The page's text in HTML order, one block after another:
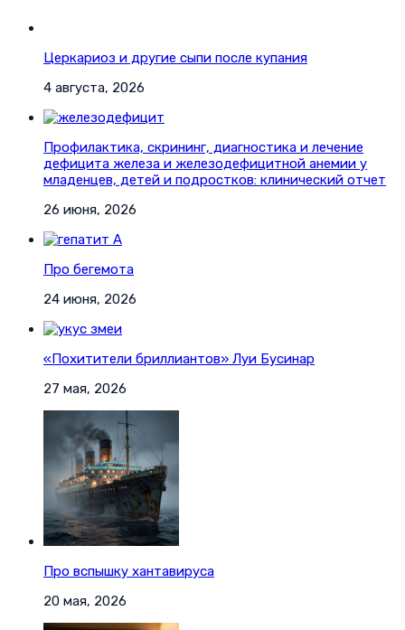
Церкариоз и другие сыпи после купания
4 августа, 2026
Профилактика, скрининг, диагностика и лечение
дефицита железа и железодефицитной анемии у
младенцев, детей и подростков: клинический отчет
26 июня, 2026
Про бегемота
24 июня, 2026
«Похитители бриллиантов» Луи Бусинар
27 мая, 2026
Про вспышку хантавируса
20 мая, 2026